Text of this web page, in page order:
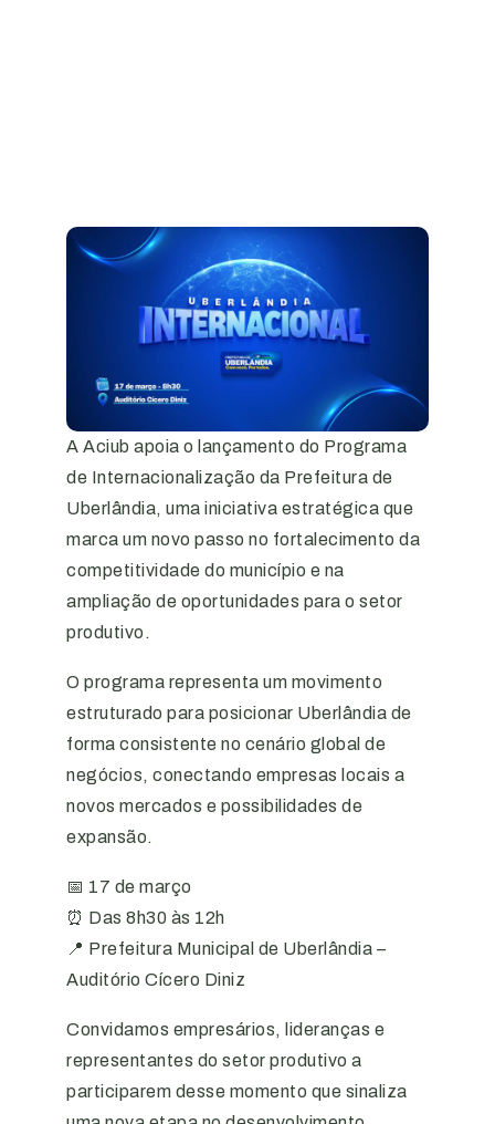
A Aciub apoia o lançamento do Programa
de Internacionalização da Prefeitura de
Uberlândia, uma iniciativa estratégica que
marca um novo passo no fortalecimento da
competitividade do município e na
ampliação de oportunidades para o setor
produtivo.
O programa representa um movimento
estruturado para posicionar Uberlândia de
forma consistente no cenário global de
negócios, conectando empresas locais a
novos mercados e possibilidades de
expansão.
📅 17 de março
⏰ Das 8h30 às 12h
📍 Prefeitura Municipal de Uberlândia –
Auditório Cícero Diniz
Convidamos empresários, lideranças e
representantes do setor produtivo a
participarem desse momento que sinaliza